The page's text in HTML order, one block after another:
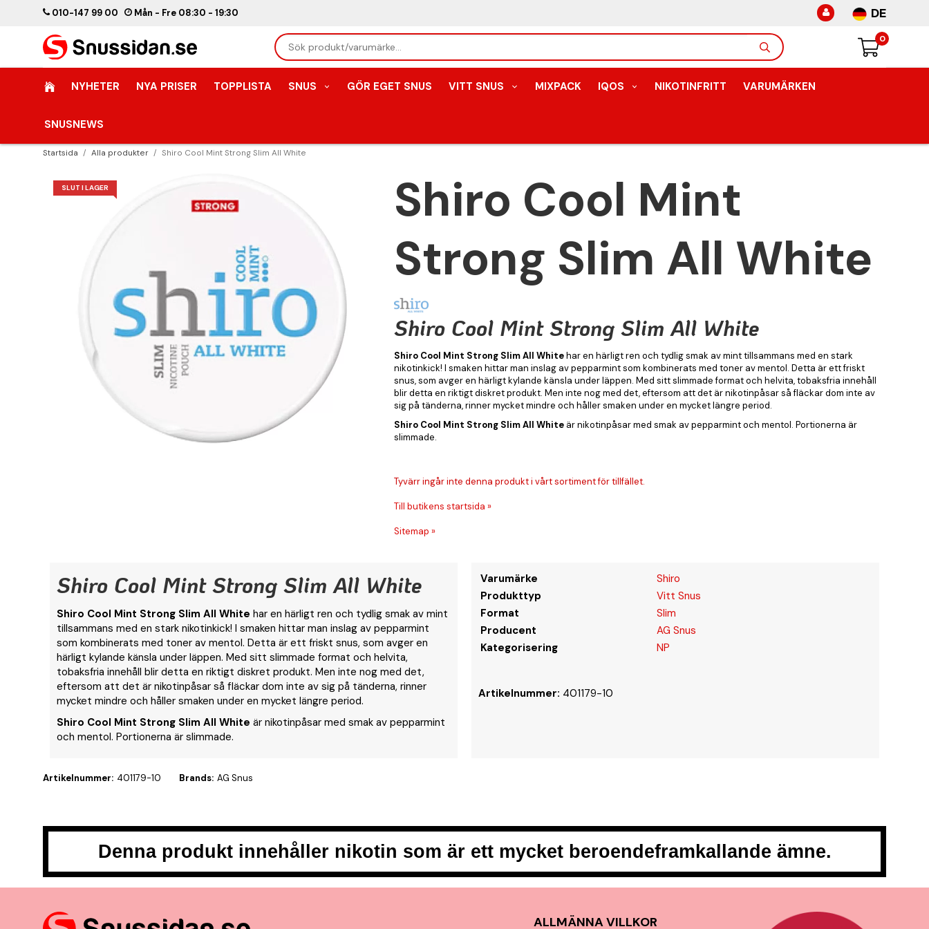
010-147 99 00 Mån - Fre 08:30 - 19:30 DE
0
NYHETER NYA PRISER TOPPLISTA SNUS GÖR EGET SNUS VITT SNUS MIXPACK IQOS NIKOTINFRITT VARUMÄRKEN
SNUSNEWS
Startsida / Alla produkter / Shiro Cool Mint Strong Slim All White
SLUT I LAGER
Shiro Cool Mint
Strong Slim All White
Shiro Cool Mint Strong Slim All White
Shiro Cool Mint Strong Slim All Whitehar en härligt ren och tydlig smak av mint tillsammans med en stark
nikotinkick! I smaken hittar man inslag av pepparmint som kombinerats med toner av mentol. Detta är ett friskt
snus, som avger en härligt kylande känsla under läppen. Med sitt slimmade format och helvita, tobaksfria innehåll
blir detta en riktigt diskret produkt. Men inte nog med det, eftersom att det är nikotinpåsar så fläckar dom inte av
sig på tänderna, rinner mycket mindre och håller smaken under en mycket längre period.
Shiro Cool Mint Strong Slim All White är nikotinpåsar med smak av pepparmint och mentol. Portionerna är
slimmade.
Tyvärr ingår inte denna produkt i vårt sortiment för tillfället.
Till butikens startsida »
Sitemap »
Shiro Cool Mint Strong Slim All White
Shiro Cool Mint Strong Slim All White har en härligt ren och tydlig smak av mint
tillsammans med en stark nikotinkick! I smaken hittar man inslag av pepparmint
som kombinerats med toner av mentol. Detta är ett friskt snus, som avger en
härligt kylande känsla under läppen. Med sitt slimmade format och helvita,
tobaksfria innehåll blir detta en riktigt diskret produkt. Men inte nog med det,
eftersom att det är nikotinpåsar så fläckar dom inte av sig på tänderna, rinner
mycket mindre och håller smaken under en mycket längre period.
Shiro Cool Mint Strong Slim All White är nikotinpåsar med smak av pepparmint
och mentol. Portionerna är slimmade.
Varumärke
Shiro
Produkttyp
Vitt Snus
Format
Slim
Producent
AG Snus
Kategorisering
NP
Artikelnummer: 401179-10
Artikelnummer: 401179-10 Brands: AG Snus
Denna produkt innehåller nikotin som är ett mycket beroendeframkallande ämne.
ALLMÄNNA VILLKOR